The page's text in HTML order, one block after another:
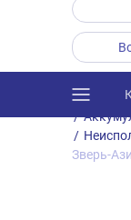
/
/
Зверь-